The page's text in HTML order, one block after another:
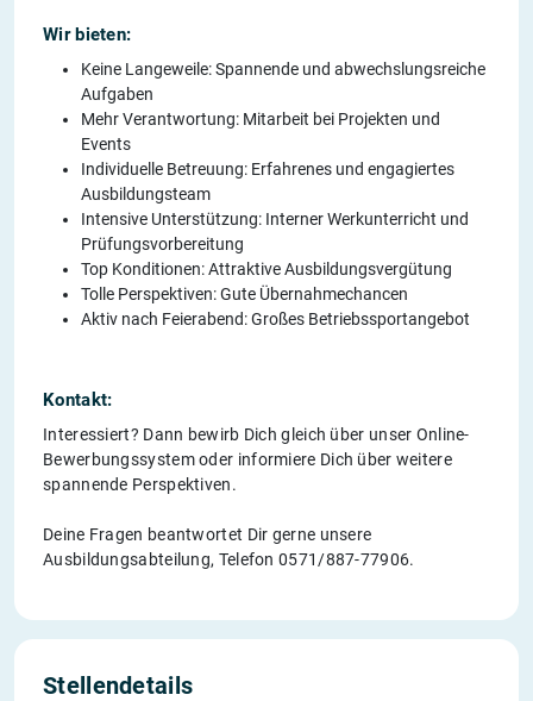
Wir bieten:
Keine Langeweile: Spannende und abwechslungsreiche
Aufgaben
Mehr Verantwortung: Mitarbeit bei Projekten und
Events
Individuelle Betreuung: Erfahrenes und engagiertes
Ausbildungsteam
Intensive Unterstützung: Interner Werkunterricht und
Prüfungsvorbereitung
Top Konditionen: Attraktive Ausbildungsvergütung
Tolle Perspektiven: Gute Übernahmechancen
Aktiv nach Feierabend: Großes Betriebssportangebot
Kontakt:
Interessiert? Dann bewirb Dich gleich über unser Online-
Bewerbungssystem oder informiere Dich über weitere
spannende Perspektiven.
Deine Fragen beantwortet Dir gerne unsere
Ausbildungsabteilung, Telefon 0571/887-77906.
Stellendetails